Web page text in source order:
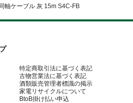
軸ケーブル 灰 15m S4C-FB
特定商取引法に基づく表記
古物営業法に基づく表記
酒類販売管理者標識の掲示
家電リサイクルについて
BtoB掛け払い申込